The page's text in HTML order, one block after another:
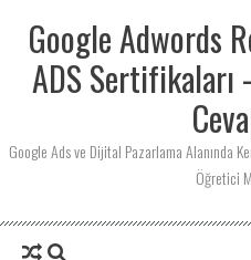
contentGoogle Adwords
ADS Sertifikaları
Google Ads ve Dijital Pazarlama Alanında
Öğretici